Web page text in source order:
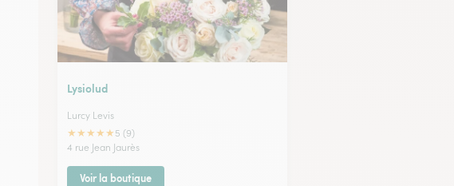
Lysiolud
Lurcy Levis
★★★★★ 5 (9)
4 rue Jean Jaurès
Voir la boutique